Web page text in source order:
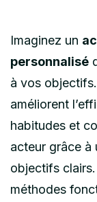
Imaginez un
personnalisé
à vos objectifs.
améliorent
habitudes et
acteur grâce à
objectifs clairs.
méthodes